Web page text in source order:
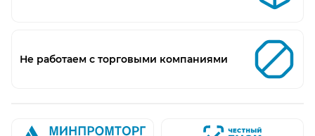
Не работаем с торговыми компаниями